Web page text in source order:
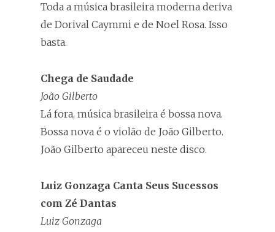
Toda a música brasileira moderna deriva
de Dorival Caymmi e de Noel Rosa. Isso
basta.
Chega de Saudade
João Gilberto
Lá fora, música brasileira é bossa nova.
Bossa nova é o violão de João Gilberto.
João Gilberto apareceu neste disco.
Luiz Gonzaga Canta Seus Sucessos
com Zé Dantas
Luiz Gonzaga